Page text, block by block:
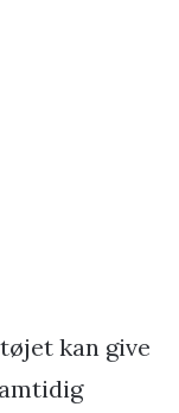
kan give